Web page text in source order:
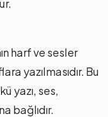
harf ve sesler
yazılmasıdır. Bu
yazı, ses,
bağlıdır.